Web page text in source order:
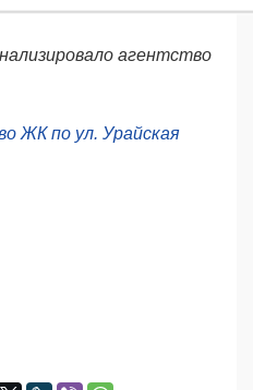
агентство
ЖК по ул. Урайская